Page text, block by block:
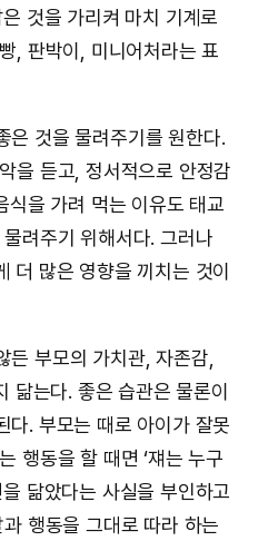
것을 가리켜 마치 기계로
, 판박이, 미니어처라는 표
은 것을 물려주기를 원한다.
을 듣고, 정서적으로 안정감
식을 가려 먹는 이유도 태교
려주기 위해서다. 그러나
더 많은 영향을 끼치는 것이
든 부모의 가치관, 자존감,
닮는다. 좋은 습관은 물론이
다. 부모는 때로 아이가 잘못
행동을 할 때면 ‘쟤는 누구
닮았다는 사실을 부인하고
행동을 그대로 따라 하는